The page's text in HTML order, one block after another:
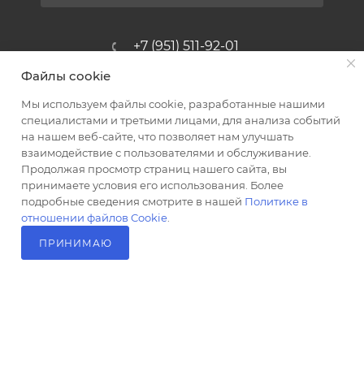
+7 (951) 511-92-01
Магазин-склад ТЦ "Альтус"
Ростовская обл, Аксайский р-н,
пос. Янтарный, Малое Зеленое
Кольцо, 3, ТЦ "Альтус" 1 этаж
Показать на карте
Файлы cookie
Мы используем файлы cookie, разработанные нашими
специалистами и третьими лицами, для анализа событий
на нашем веб-сайте, что позволяет нам улучшать
взаимодействие с пользователями и обслуживание.
Продолжая просмотр страниц нашего сайта, вы
принимаете условия его использования. Более
подробные сведения смотрите в нашей Политике в
отношении файлов Cookie
ПРИНИМАЮ